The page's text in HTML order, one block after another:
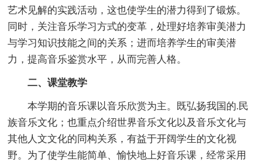
艺术见解的实践活动，这也使学生的潜力得到了锻炼。
同时，关注音乐学习方式的变革，处理好培养审美潜力
与学习知识技能之间的关系；进而培养学生的审美潜
力，提高音乐鉴赏水平，从而完善人格。
二、课堂教学
本学期的音乐课以音乐欣赏为主。既弘扬我国的.民
族音乐文化；也重点介绍世界音乐文化以及音乐文化与
其他人文文化的同构关系，有益于开阔学生的文化视
野。为了使学生能简单、愉快地上好音乐课，经常采用